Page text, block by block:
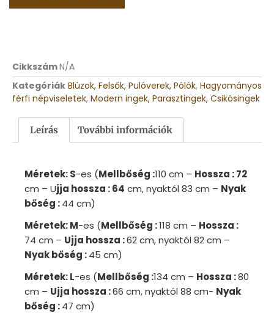
CikkszámN/A
Kategóriák Blúzok, Felsők, Pulóverek, Pólók, Hagyományos
férfi népviseletek, Modern ingek, Parasztingek, Csikósingek
Leírás További információk
Méretek: S-es (Mellbőség :110 cm – Hossza : 72
cm – Ujja hossza : 64 cm, nyaktól 83 cm – Nyak
bőség :44 cm)
Méretek: M-es (Mellbőség :118 cm – Hossza :
74 cm – Ujja hossza :62 cm, nyaktól 82 cm –
Nyakbőség :45 cm)
Méretek: L-es (Mellbőség :134 cm – Hossza :80
cm – Ujja hossza :66 cm, nyaktól 88 cm- Nyak
bőség :47 cm)